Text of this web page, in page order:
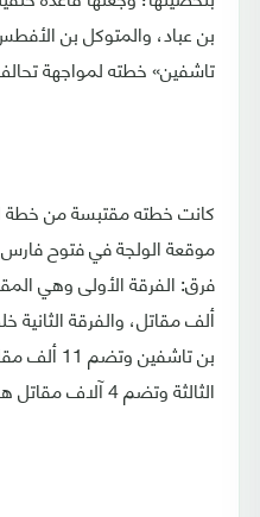
بن عباد، والمتوكل بن
تاشفين» خطته لمواجهة
كانت خطته مقتبسة من خطة
موقعة الولجة في فتوح
ألف مقاتل، والفرقة
بن تاشفين
الثالثة وتضم 4 آلاف مقاتل هم من أمهر الرماة والمحاربين.